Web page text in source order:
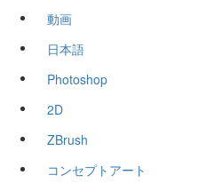
動画
日本語
Photoshop
2D
ZBrush
コンセプトアート